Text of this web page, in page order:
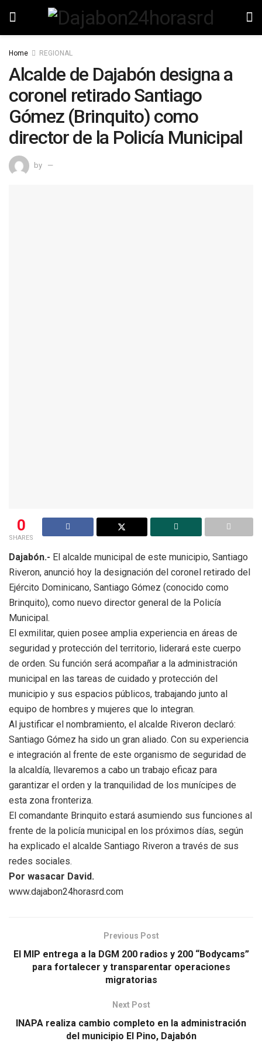
Home REGIONAL
Alcalde de Dajabón designa a
coronel retirado Santiago
Gómez (Brinquito) como
director de la Policía Municipal
by
0
SHARES
Dajabón.- El alcalde municipal de este municipio, Santiago
Riveron, anunció hoy la designación del coronel retirado del
Ejército Dominicano, Santiago Gómez (conocido como
Brinquito), como nuevo director general de la Policía
Municipal.
El exmilitar, quien posee amplia experiencia en áreas de
seguridad y protección del territorio, liderará este cuerpo
de orden. Su función será acompañar a la administración
municipal en las tareas de cuidado y protección del
municipio y sus espacios públicos, trabajando junto al
equipo de hombres y mujeres que lo integran.
Al justificar el nombramiento, el alcalde Riveron declaró:
Santiago Gómez ha sido un gran aliado. Con su experiencia
e integración al frente de este organismo de seguridad de
la alcaldía, llevaremos a cabo un trabajo eficaz para
garantizar el orden y la tranquilidad de los munícipes de
esta zona fronteriza.
El comandante Brinquito estará asumiendo sus funciones al
frente de la policía municipal en los próximos días, según
ha explicado el alcalde Santiago Riveron a través de sus
redes sociales.
Por wasacar David.
www.dajabon24horasrd.com
Previous Post
El MIP entrega a la DGM 200 radios y 200 “Bodycams”
para fortalecer y transparentar operaciones
migratorias
Next Post
INAPA realiza cambio completo en la administración
del municipio El Pino, Dajabón